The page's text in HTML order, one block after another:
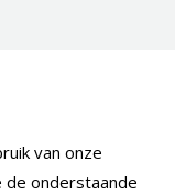
van onze
de onderstaande